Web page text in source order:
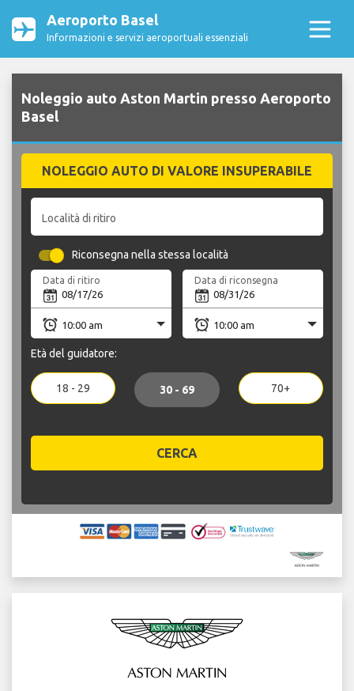
Aeroporto Basel
Informazioni e servizi aeroportuali essenziali
Noleggio auto Aston Martin presso Aeroporto
Basel
NOLEGGIO AUTO DI VALORE INSUPERABILE
Località di ritiro
Riconsegna nella stessa località
Data di ritiro Data di riconsegna
Età del guidatore:
18 - 29 30 - 69 70+
CERCA